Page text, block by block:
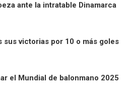
ante la intratable Dinamarca
sus victorias por 10 o más goles
el Mundial de balonmano 2025